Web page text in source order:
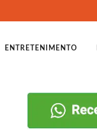
ENTRETENIMENTO